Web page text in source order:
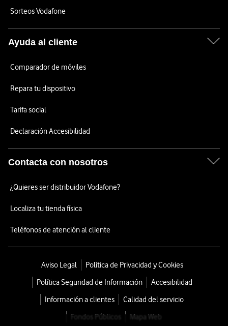
Sorteos Vodafone
Ayuda al cliente
Comparador de móviles
Repara tu dispositivo
Tarifa social
Declaración Accesibilidad
Contacta con nosotros
¿Quieres ser distribuidor Vodafone?
Localiza tu tienda física
Teléfonos de atención al cliente
Aviso Legal
Política de Privacidad y Cookies
Política Seguridad de Información
Accesibilidad
Información a clientes
Calidad del servicio
Fondos Públicos
Mapa Web